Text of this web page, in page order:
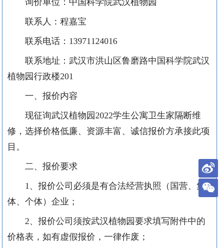
联系人： 程嘉宝
联系电话： 13971124016
联系地址：武汉市洪山区鲁磨路中国科学院武汉
植物园行政楼201
一、报价内容
现征询武汉植物园 2022学生公寓卫生家隔断维
修 ，选择价格低廉、资源丰富、诚信报价方承接此项
目 。
二、报价要求
1、报价公司必须是有合法经营执照（国营、集
体、个体）企业；
2、报价公司须按武汉植物园要求填写附件中的
价格表，如有虚假报价，一律作废；